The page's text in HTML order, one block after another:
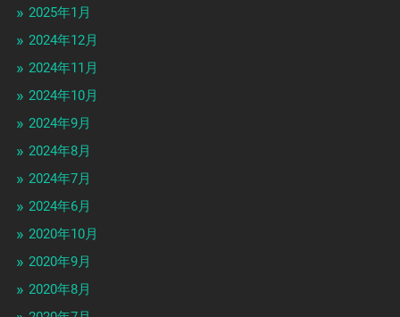
2025年1月
2024年12月
2024年11月
2024年10月
2024年9月
2024年8月
2024年7月
2024年6月
2020年10月
2020年9月
2020年8月